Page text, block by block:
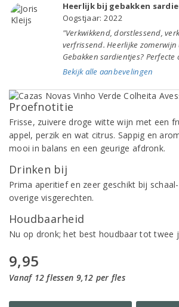
Heerlijk bij gebakken
Oogstjaar: 2022
"Verkwikkend, dorstlessend,
verfrissend. Heerlijke zomerwijn
Gebakken sardientjes? Perfecte
Bekijk alle aanbevelingen
Proefnotitie
Frisse, zuivere droge witte wijn met een
appel, perzik en wat citrus. Sappig en
mooi in balans en een geurige afdronk.
Drinken bij
Prima aperitief en zeer geschikt bij
overige visgerechten.
Houdbaarheid
Nu op dronk; het best houdbaar tot twee
9,95
Vanaf 12 flessen 9,12 per fles